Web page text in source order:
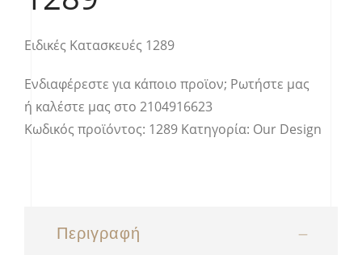
Ειδικές Κατασκευές 1289
Ενδιαφέρεστε για κάποιο προϊον; Ρωτήστε μας
ή καλέστε μας στο 2104916623
Κωδικός προϊόντος: 1289 Κατηγορία: Our Design
Περιγραφή